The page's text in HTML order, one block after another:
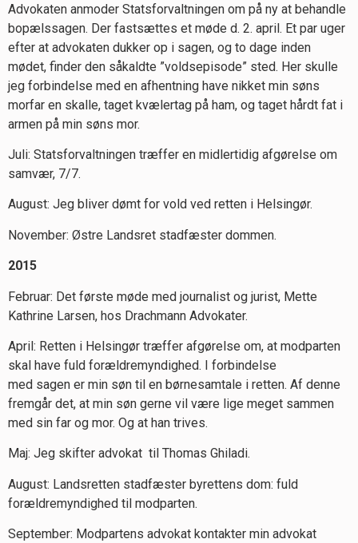
Advokaten anmoder Statsforvaltningen om på ny at behandle
bopælssagen. Der fastsættes et møde d. 2. april. Et par uger
efter at advokaten dukker op i sagen, og to dage inden
mødet, finder den såkaldte ”voldsepisode” sted. Her skulle
jeg forbindelse med en afhentning have nikket min søns
morfar en skalle, taget kvælertag på ham, og taget hårdt fat i
armen på min søns mor.
Juli: Statsforvaltningen træffer en midlertidig afgørelse om
samvær, 7/7.
August: Jeg bliver dømt for vold ved retten i Helsingør.
November: Østre Landsret stadfæster dommen.
2015
Februar: Det første møde med journalist og jurist, Mette
Kathrine Larsen, hos Drachmann Advokater.
April: Retten i Helsingør træffer afgørelse om, at modparten
skal have fuld forældremyndighed. I forbindelse
med sagen er min søn til en børnesamtale i retten. Af denne
fremgår det, at min søn gerne vil være lige meget sammen
med sin far og mor. Og at han trives.
Maj: Jeg skifter advokat til Thomas Ghiladi.
August: Landsretten stadfæster byrettens dom: fuld
forældremyndighed til modparten.
September: Modpartens advokat kontakter min advokat